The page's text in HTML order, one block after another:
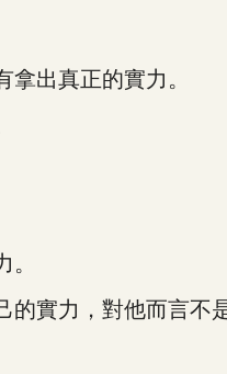
出真正的實力。
實力，對他而言不是